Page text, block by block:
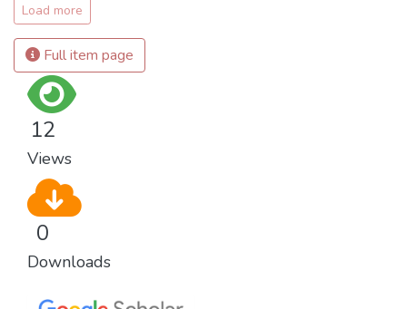
Load more
Full item page
12
Views
0
Downloads